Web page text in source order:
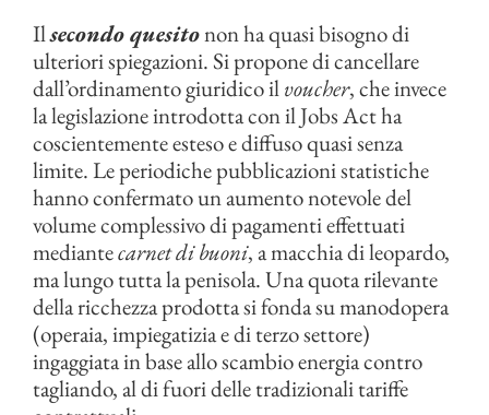
Ilsecondo quesitonon ha quasi bisogno di
ulteriori spiegazioni. Si propone di cancellare
dall’ordinamento giuridico ilvoucher, che invece
la legislazione introdotta con il Jobs Act ha
coscientemente esteso e diffuso quasi senza
limite. Le periodiche pubblicazioni statistiche
hanno confermato un aumento notevole del
volume complessivo di pagamenti effettuati
mediantecarnet di buoni, a macchia di leopardo,
ma lungo tutta la penisola. Una quota rilevante
della ricchezza prodotta si fonda su manodopera
(operaia, impiegatizia e di terzo settore)
ingaggiata in base allo scambio energia contro
tagliando, al di fuori delle tradizionali tariffe